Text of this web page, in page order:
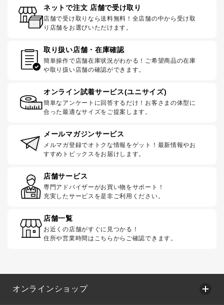
ネットで注文 店舗で受け取り
店舗で受け取りなら送料無料！全店舗の中から受け取
り店舗をお選びいただけます。
取り扱い店舗・在庫確認
簡単操作で店舗在庫状況がわかる！ご希望商品の在庫
や取り扱い店舗の確認ができます。
オンライン試着サービス(ユニサイズ)
簡単なアンケートに回答するだけ！お客さまの体型に
合った最適なサイズをご提案します。
メールマガジンサービス
メルマガ登録でオトクな情報をゲット！最新情報やお
すすめトピックスをお届けします。
店舗サービス
専門アドバイザーがお買い物をサポート！
充実したサービスを是非ご利用ください。
店舗一覧
お近くの店舗がすぐに見つかる！
住所や営業時間はこちらからご確認できます。
オンラインショップ